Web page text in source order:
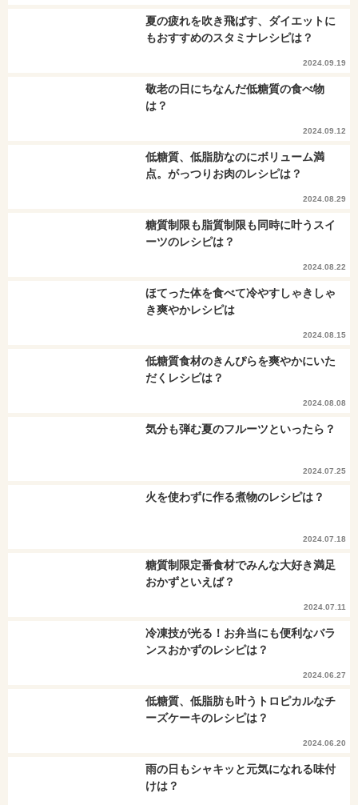
夏の疲れを吹き飛ばす、ダイエットに
もおすすめのスタミナレシピは？
2024.09.19
敬老の日にちなんだ低糖質の食べ物
は？
2024.09.12
低糖質、低脂肪なのにボリューム満
点。がっつりお肉のレシピは？
2024.08.29
糖質制限も脂質制限も同時に叶うスイ
ーツのレシピは？
2024.08.22
ほてった体を食べて冷やすしゃきしゃ
き爽やかレシピは
2024.08.15
低糖質食材のきんぴらを爽やかにいた
だくレシピは？
2024.08.08
気分も弾む夏のフルーツといったら？
2024.07.25
火を使わずに作る煮物のレシピは？
2024.07.18
糖質制限定番食材でみんな大好き満足
おかずといえば？
2024.07.11
冷凍技が光る！お弁当にも便利なバラ
ンスおかずのレシピは？
2024.06.27
低糖質、低脂肪も叶うトロピカルなチ
ーズケーキのレシピは？
2024.06.20
雨の日もシャキッと元気になれる味付
けは？